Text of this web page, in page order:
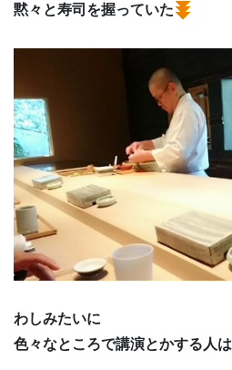
黙々と寿司を握っていた
わしみたいに
色々なところで講演とかする人は